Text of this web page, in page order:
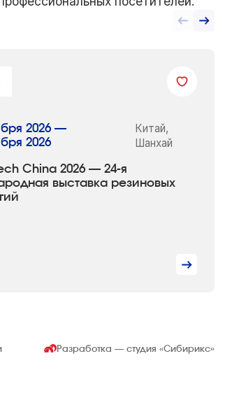
China 2026 — 24-я
выставка резиновых
2026 —
2026
Китай,
Шанхай
Разработка — студия«Сибирикс»